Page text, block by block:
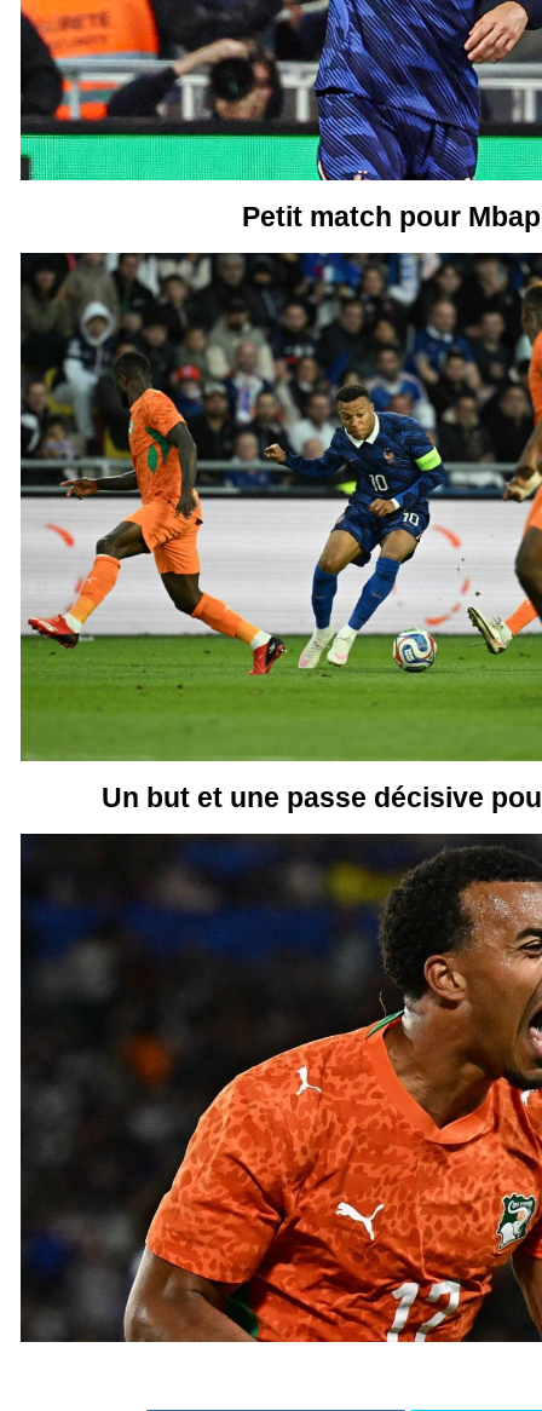
Petit match pour
Un but et une passe décisive